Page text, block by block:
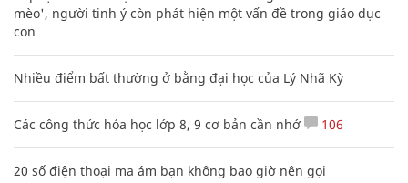
mèo', người tinh ý còn phát hiện một vấn đề trong giáo dục
con
Nhiều điểm bất thường ở bằng đại học của Lý Nhã Kỳ
Các công thức hóa học lớp 8, 9 cơ bản cần nhớ 106
20 số điện thoại ma ám bạn không bao giờ nên gọi